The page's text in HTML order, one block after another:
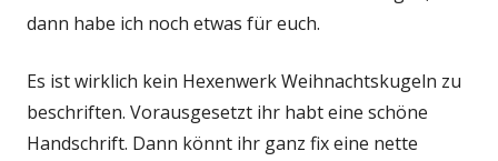
dann habe ich noch etwas für euch.
Es ist wirklich kein Hexenwerk Weihnachtskugeln zu
beschriften. Vorausgesetzt ihr habt eine schöne
Handschrift. Dann könnt ihr ganz fix eine nette